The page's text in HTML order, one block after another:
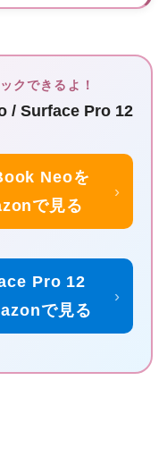
クできるよ！
/ Surface Pro 12
Neoを
で見る
›
Pro 12
で見る
›